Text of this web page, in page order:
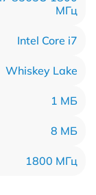
МГц
Intel Core i7
Whiskey Lake
1 МБ
8 МБ
1800 МГц